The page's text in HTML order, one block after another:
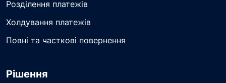
Розділення платежів
Холдування платежів
Повні та часткові повернення
Рішення